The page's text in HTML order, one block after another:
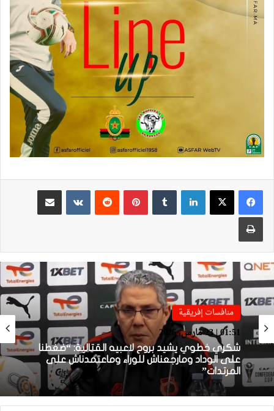
لينكدإن بينتيريست
مشاركة عبر البريد
طباعة
منافسات إفريقية
01:51 | 23 مارس، 2026
منافسات إفريقية
01:38 | 23 مارس، 2026
بعد الإقصاء من كأس “الكاف”.. أيت منا يقيل
بنهاشم